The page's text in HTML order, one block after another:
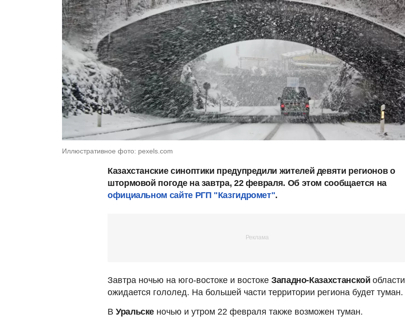
Иллюстративное фото: pexels.com
Казахстанские синоптики предупредили жителей девяти регионов о
штормовой погоде на завтра, 22 февраля. Об этом сообщается на
официальном сайте РГП "Казгидромет".
Завтра ночью на юго-востоке и востоке Западно-Казахстанской области
ожидается гололед. На большей части территории региона будет туман.
В Уральске ночью и утром 22 февраля также возможен туман.